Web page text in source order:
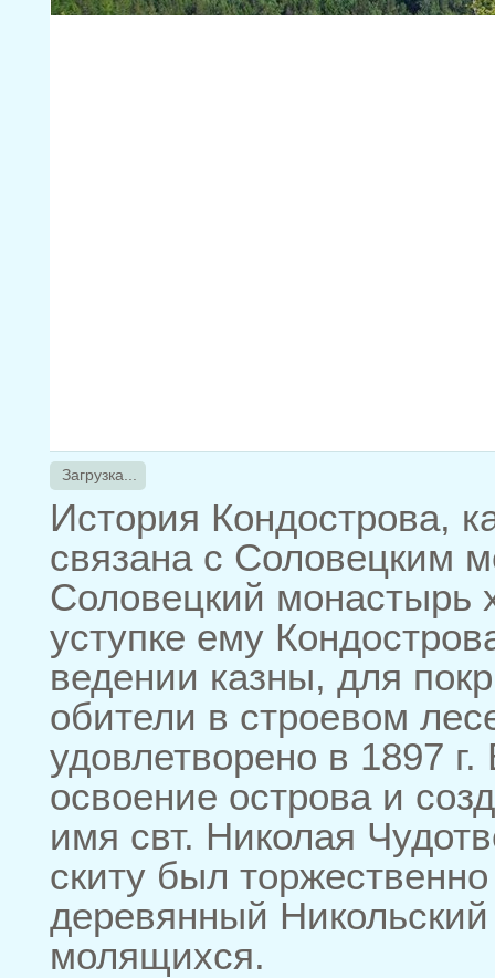
Загрузка...
История Кондострова,
связана с Соловецким
Соловецкий монастырь
уступке ему
ведении казны, для
обители в строевом
удовлетворено в 1897
освоение острова и
имя свт. Николая
скиту был
деревянный
молящихся.